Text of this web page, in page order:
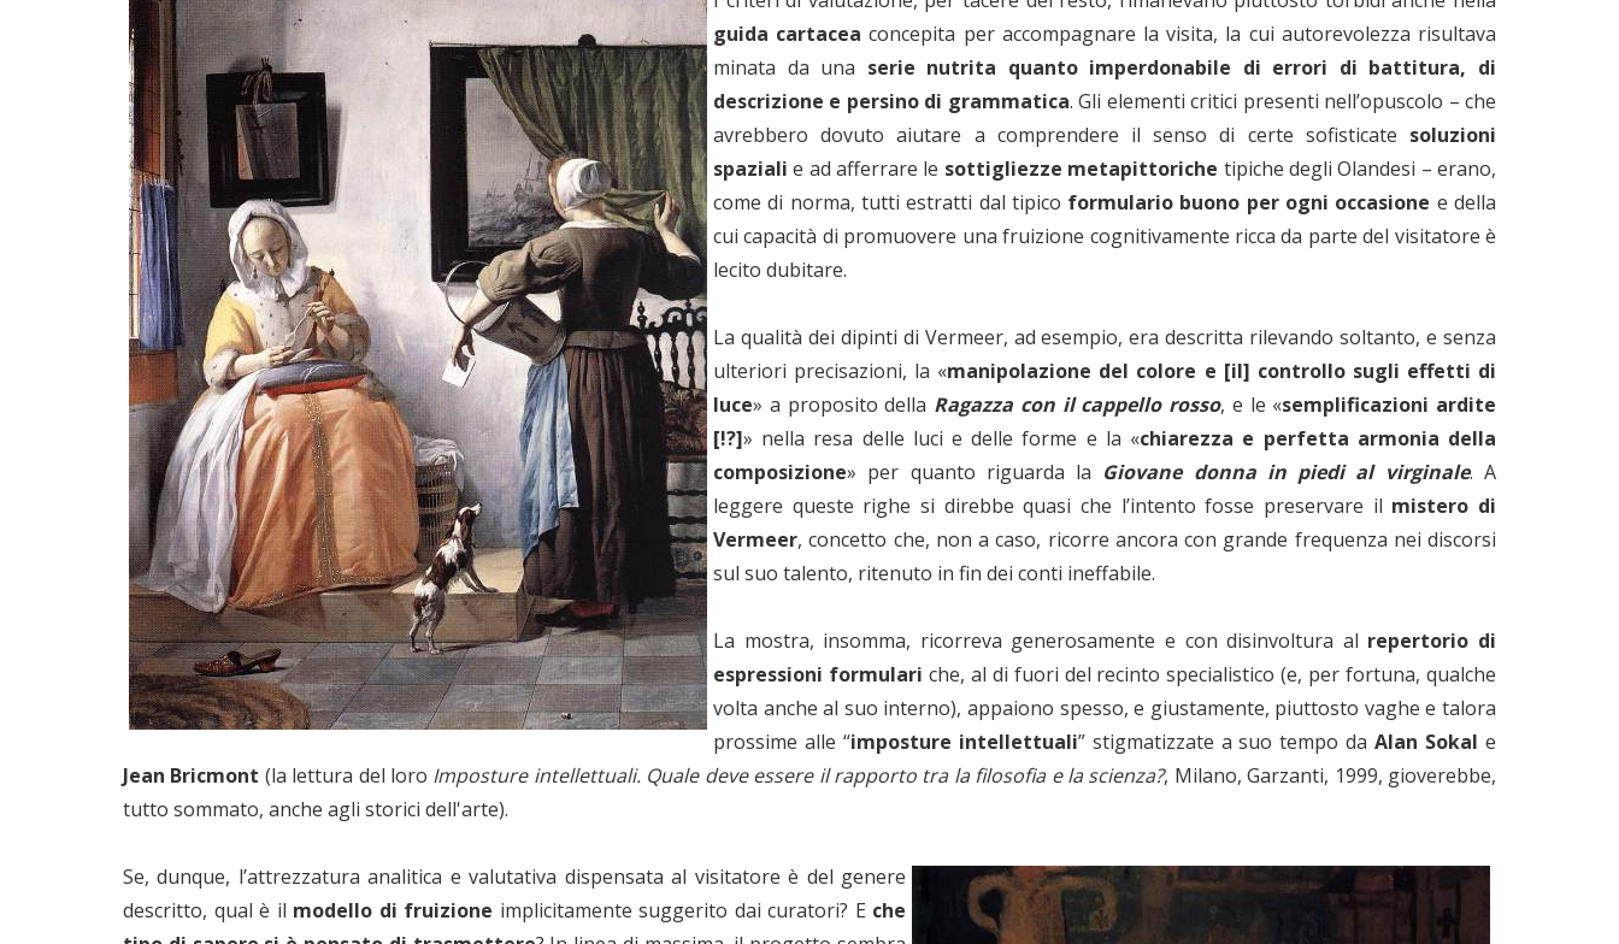
guida cartacea concepita per accompagnare la visita, la cui autorevolezza risultava
minata da una serie nutrita quanto imperdonabile di errori di battitura, di
descrizione e persino di grammatica. Gli elementi critici presenti nell’opuscolo – che
avrebbero dovuto aiutare a comprendere il senso di certe sofisticate soluzioni
spaziali e ad afferrare le sottigliezze metapittoriche tipiche degli Olandesi – erano,
come di norma, tutti estratti dal tipico formulario buono per ogni occasione e della
cui capacità di promuovere una fruizione cognitivamente ricca da parte del visitatore è
lecito dubitare.
La qualità dei dipinti di Vermeer, ad esempio, era descritta rilevando soltanto, e senza
ulteriori precisazioni, la «manipolazione del colore e [il] controllo sugli effetti di
luce» a proposito della Ragazza con il cappello rosso, e le «semplificazioni ardite
[!?]» nella resa delle luci e delle forme e la «chiarezza e perfetta armonia della
composizione» per quanto riguarda la Giovane donna in piedi al virginale. A
leggere queste righe si direbbe quasi che l’intento fosse preservare il mistero di
Vermeer, concetto che, non a caso, ricorre ancora con grande frequenza nei discorsi
sul suo talento, ritenuto in fin dei conti ineffabile.
La mostra, insomma, ricorreva generosamente e con disinvoltura al repertorio di
espressioni formulari che, al di fuori del recinto specialistico (e, per fortuna, qualche
volta anche al suo interno), appaiono spesso, e giustamente, piuttosto vaghe e talora
prossime alle “imposture intellettuali” stigmatizzate a suo tempo daAlan Sokal e
Jean Bricmont (la lettura del loro Imposture intellettuali. Quale deve essere il rapporto tra la filosofia e la scienza?, Milano, Garzanti, 1999, gioverebbe,
tutto sommato, anche agli storici dell'arte).
Se, dunque, l’attrezzatura analitica e valutativa dispensata al visitatore è del genere
descritto, qual è il modello di fruizione implicitamente suggerito dai curatori? E che